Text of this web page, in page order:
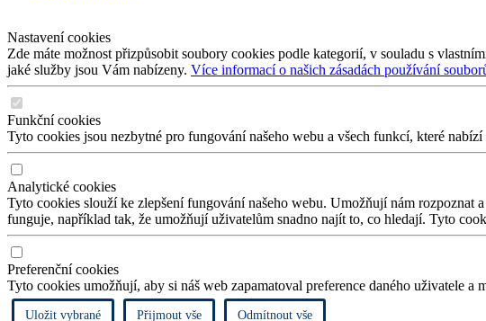
Nastavení cookies
Zde máte možnost přizpůsobit soubory cookies podle kategorií, v souladu s
jaké služby jsou Vám nabízeny. Více informací o našich zásadách používání
Funkční cookies
Tyto cookies jsou nezbytné pro fungování našeho webu a všech funkcí, které
Analytické cookies
Tyto cookies slouží ke zlepšení fungování našeho webu. Umožňují nám
funguje, například tak, že umožňují uživatelům snadno najít to, co hledají. Tyto
Preferenční cookies
Tyto cookies umožňují, aby si náš web zapamatoval preference daného uživatele a
Uložit vybrané Přijmout vše Odmítnout vše